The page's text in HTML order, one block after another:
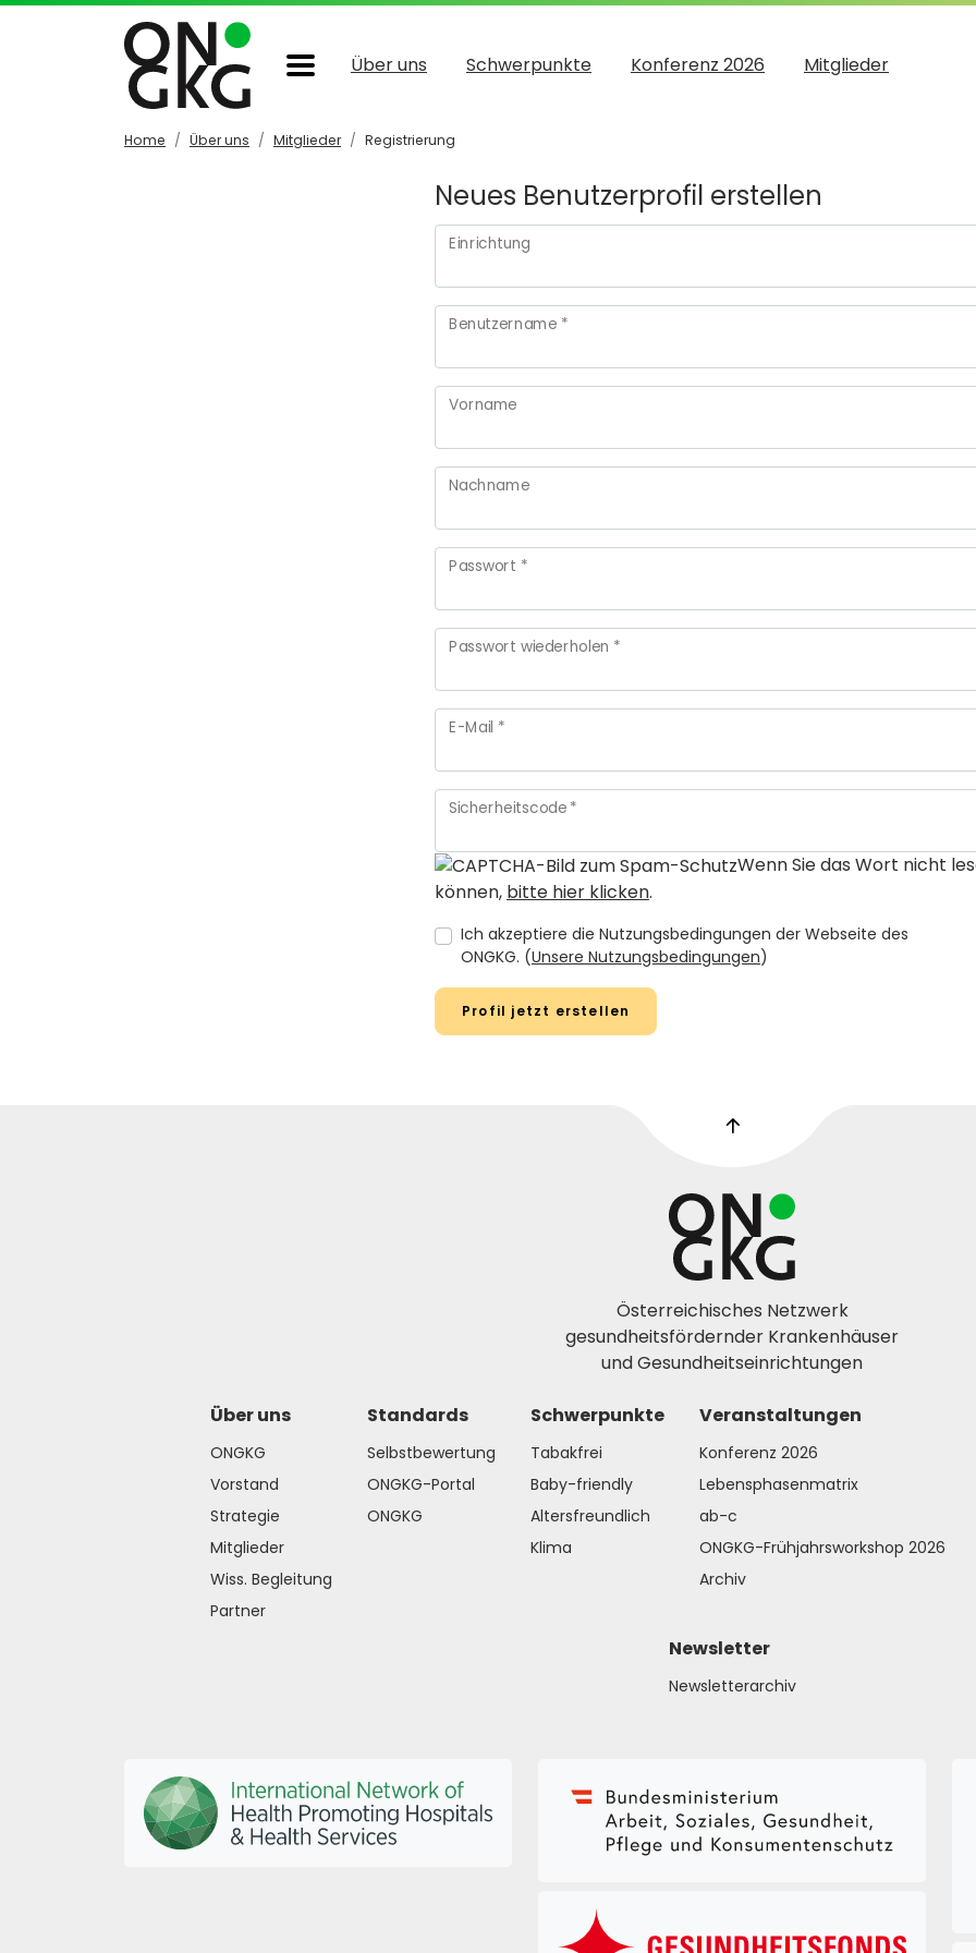
Über uns Schwerpunkte Konferenz 2026 Mitglieder
Home Über uns Mitglieder Registrierung
Neues Benutzerprofil erstellen
Einrichtung
Benutzername *
Vorname
Nachname
Passwort *
Passwort wiederholen *
E-Mail *
Sicherheitscode *
Wenn Sie das Wort nicht
können, bitte hier klicken.
Ich akzeptiere die Nutzungsbedingungen der Webseite des
ONGKG. (Unsere Nutzungsbedingungen)
Österreichisches Netzwerk
gesundheitsfördernder Krankenhäuser
und Gesundheitseinrichtungen
Über uns
ONGKG
Vorstand
Strategie
Mitglieder
Wiss. Begleitung
Partner
Standards
Selbstbewertung
ONGKG-Portal
ONGKG
Schwerpunkte
Tabakfrei
Baby-friendly
Altersfreundlich
Klima
Veranstaltungen
Konferenz 2026
Lebensphasenmatrix
ab-c
ONGKG-Frühjahrsworkshop 2026
Archiv
Newsletter
Newsletterarchiv